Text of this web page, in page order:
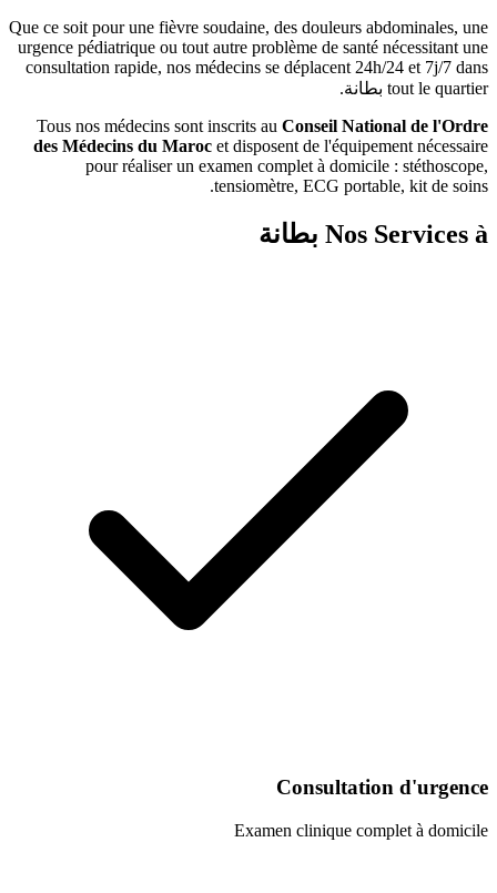
Que ce soit pour une fièvre soudaine, des douleurs
urgence pédiatrique ou tout autre problème de
consultation rapide, nos médecins se déplacent
.
Tous nos médecins sont inscrits auConseil
des Médecins du Marocet disposent de
pour réaliser un examen complet à
tensiomètre, ECG
Nos بطانة
Examen clinique